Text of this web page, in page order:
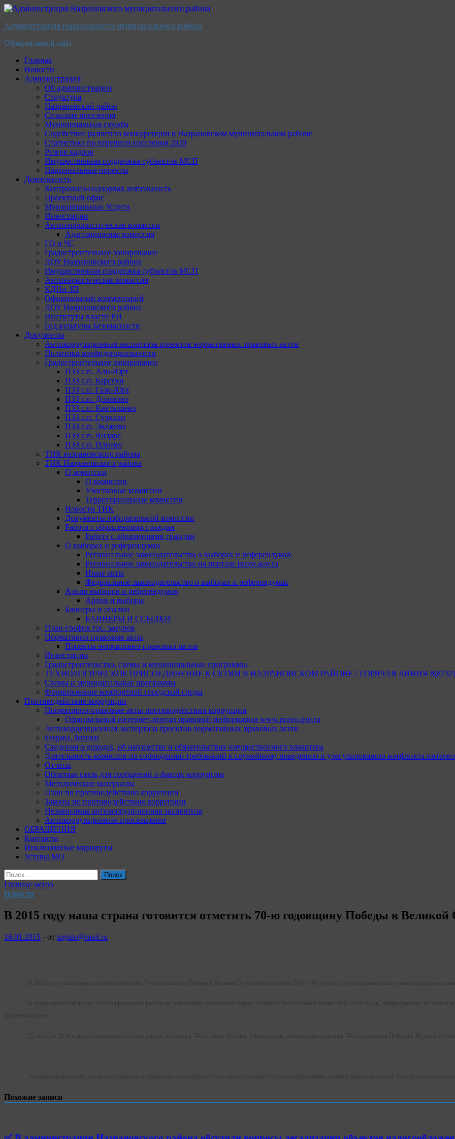
Перейти
содержимому
Администрация Назрановского муниципального района
Официальный сайт
Главная
Новости
Администрация
Об администрации
Структура
Назрановский район
Сельские поселения
Муниципальная служба
Содействие развитию конкуренции в Назрановском муниципальном районе
Статистика по переписи населения 2020
Резерв кадров
Имущественная поддержка субъектов МСП
Национальные проекты
Деятельность
Контрольно-надзорная деятельность
Проектный офис
Муниципальные Услуги
Инвестиции
Антитеррористическая комиссия
Адаптационная комиссия
ГО и ЧС
Градостроительное зонирование
ДОУ Назрановского района
Имущественная поддержка субъектов МСП
Антинаркотическая комиссия
КДНи ЗП
Официальный комментарий
ДОУ Назрановского района
Институты власти РИ
Год культуры Безопасности
Документы
Антикоррупционная экспертиза проектов нормативных правовых актов
Политика конфиденциальности
Градостроительное зонирование
ПЗЗ с.п. Али-Юрт
ПЗЗ с.п. Барсуки
ПЗЗ с.п. Гази-Юрт
ПЗЗ с.п. Долаково
ПЗЗ с.п. Кантышево
ПЗЗ с.п. Сурхахи
ПЗЗ с.п. Экажево
ПЗЗ с.п. Яндаре
ПЗЗ с.п. Плиево
ТИК назрановского района
ТИК Назрановского района
О комиссии
О комиссии
Участковые комиссии
Территориальные комиссии
Новости ТИК
Документы избирательной комиссии
Работа с обращениями граждан
Работа с обращениями граждан
О выборах и референдумах
Региональное законодательство о выборах и референдумах
Региональное законодательство на портале pravo.gov.ru
Иные акты
Федеральное законодательство о выборах и референдумах
Архив выборов и референдумов
Архив и выборы
Баннеры и ссылки
БАННЕРЫ И ССЫЛКИ
План-график гос. закупок
Нормативно-правовые акты
Проекты нормативно-правовых актов
Инвестиции
Градостроительство, схемы и муниципальные программы
ТЕХНОЛОГИЧЕСКОЕ ПРИСОЕДИНЕНИЕ К СЕТЯМ В НАЗРАНОВСКОМ РАЙОНЕ / ГОРЯЧАЯ ЛИНИЯ 8(8732)
Схемы и муниципальные программы
Формирование комфортной городской среды
Противодействие коррупции
Нормативно-правовые акты противодействии коррупции
Официальный интернет-портал правовой информации www.pravo.gov.ru
Антикоррупционная экспертиза проектов нормативных правовых актов
Формы, бланки
Сведения о доходах, об имуществе и обязательствах имущественного характера
Деятельность комиссии по соблюдению требований к служебному поведению и урегулированию конфликта
Отчёты
Обратная связь для сообщений о фактах коррупции
Методические материалы
План по противодействию коррупции
Законы по противодействию коррупции
Независимая антикоррупционная экспертиза
Антикоррупционное просвещение
ОБРАЩЕНИЯ
Контакты
Инклюзивные маршруты
Уставы МО
Найти:
Главное меню
Новости
В 2015 году наша страна готовится отметить 70-ю годовщину Победы в Великой
16.01.2015 - от ingsite@mail.ru
Похожие записи